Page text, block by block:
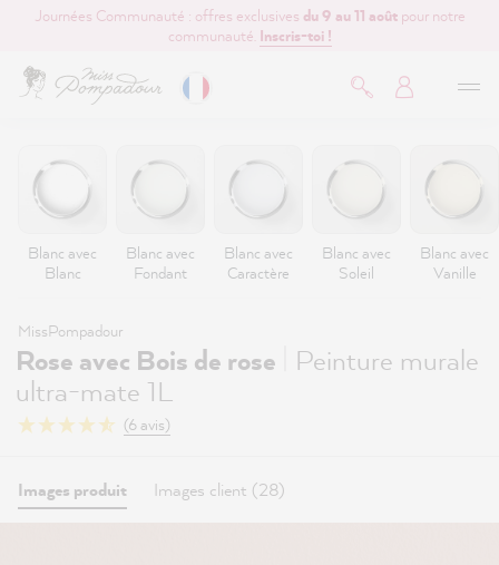
principal
Journées Communauté : offres exclusives du 9 au 11 aoûtpour notre
communauté. Inscris-toi !
Blanc avec
Blanc
Blanc avec
Fondant
Blanc avec
Caractère
Blanc avec
Soleil
Blanc avec
Vanille
MissPompadour
Rose avec Bois de rose
Peinture murale
ultra-mate 1L
(6 avis)
Images produit Images client (28)